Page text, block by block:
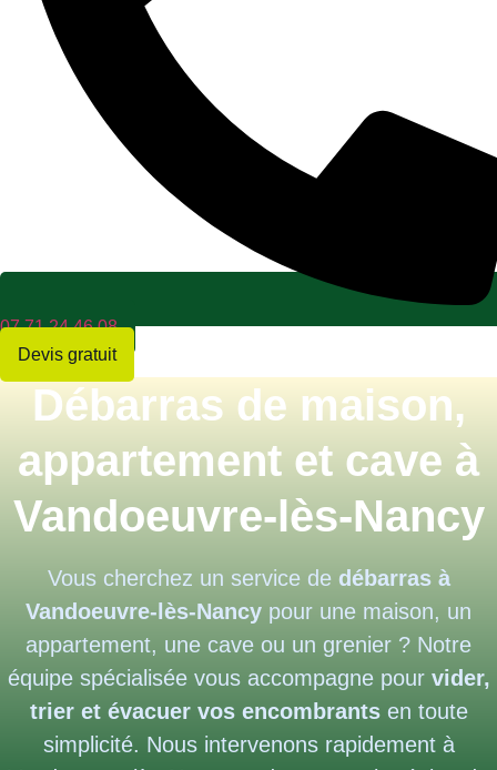
07 71 24 46 08
Devis gratuit
Débarras de maison,
appartement et cave à
Vandoeuvre-lès-Nancy
Vous cherchez un service de débarras à
Vandoeuvre-lès-Nancy pour une maison, un
appartement, une cave ou un grenier ? Notre
équipe spécialisée vous accompagne pour vider,
trier et évacuer vos encombrantsen toute
simplicité. Nous intervenons rapidement à